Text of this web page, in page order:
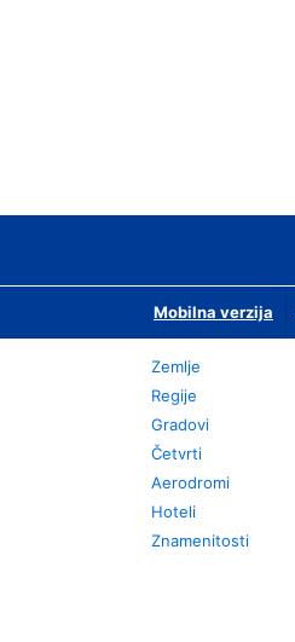
Mobilna verzija
Zemlje
Regije
Gradovi
Četvrti
Aerodromi
Hoteli
Znamenitosti